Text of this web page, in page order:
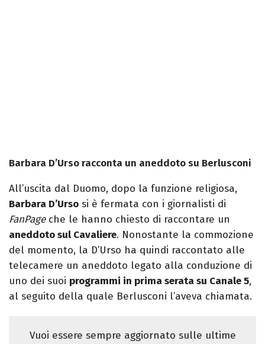
Barbara D’Urso racconta un aneddoto su Berlusconi
All’uscita dal Duomo, dopo la funzione religiosa,
Barbara D’Urso si è fermata con i giornalisti di
FanPage che le hanno chiesto di raccontare un
aneddoto sul Cavaliere. Nonostante la commozione
del momento, la D’Urso ha quindi raccontato alle
telecamere un aneddoto legato alla conduzione di
uno dei suoi programmi in prima serata su Canale 5,
al seguito della quale Berlusconi l’aveva chiamata.
Vuoi essere sempre aggiornato sulle ultime